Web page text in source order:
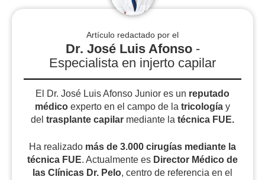
Artículo redactado por el
Dr. José Luis Afonso-
Especialista en injerto capilar
El Dr. José Luis Afonso Junior es un reputado
médico experto en el campo de la tricología y
del trasplante capilar mediante la técnica FUE.
Ha realizado más de 3.000 cirugías mediante la
técnica FUE. Actualmente es Director Médico de
las Clínicas Dr. Pelo, centro de referencia en el